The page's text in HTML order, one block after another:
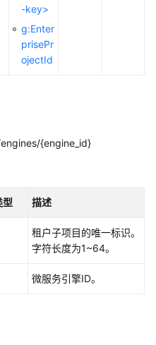
-key>
g:Enter
prisePr
ojectId
{engine_id}
型 描述
租户子项目的唯一标识。
字符长度为1~64。
微服务引擎ID。